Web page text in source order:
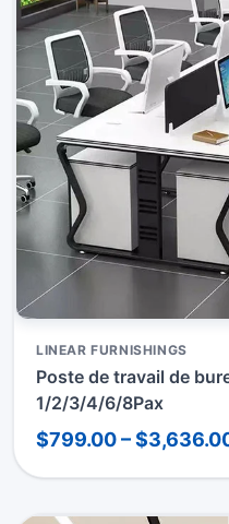
LINEAR FURNISHINGS
Poste de travail de
1/2/3/4/6/8Pax
$799.00 –